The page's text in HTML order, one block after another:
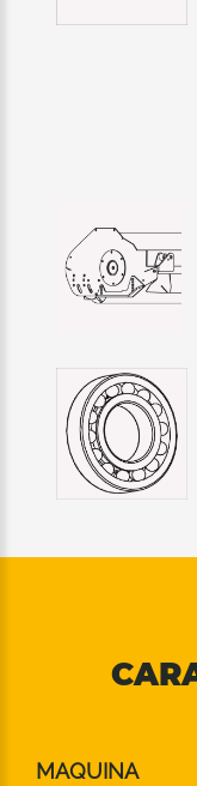
MAQUINA